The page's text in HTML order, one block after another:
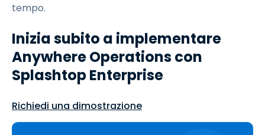
tempo.
Inizia subito a implementare
Anywhere Operations con
Splashtop Enterprise
Richiedi una dimostrazione